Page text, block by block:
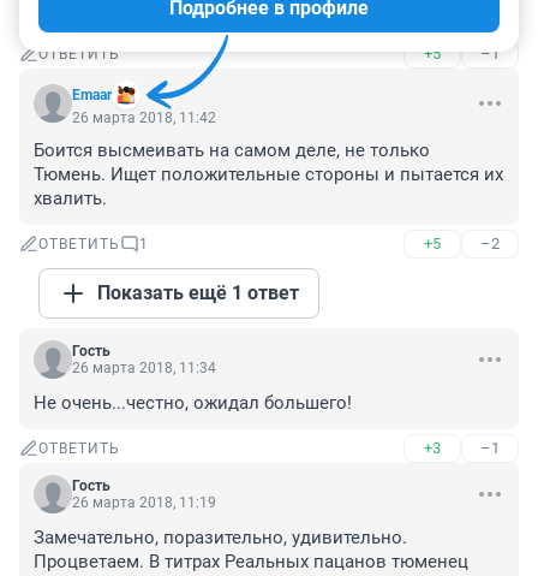
вообще ...(слово так и не смог подобрать)
ОТВЕТИТЬ +5 –1
Emaar
Подробнее в профиле
26 марта 2018, 11:42
Боится высмеивать на самом деле, не только
Тюмень. Ищет положительные стороны и пытается их
хвалить.
ОТВЕТИТЬ 1 +5 –2
Показать ещё 1 ответ
Гость
26 марта 2018, 11:34
Не очень...честно, ожидал большего!
ОТВЕТИТЬ +3 –1
Гость
26 марта 2018, 11:19
Замечательно, поразительно, удивительно.
Процветаем. В титрах Реальных пацанов тюменец